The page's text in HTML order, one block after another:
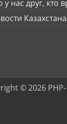
у нас друг, кто
Казахстана
© 2026 PHP-